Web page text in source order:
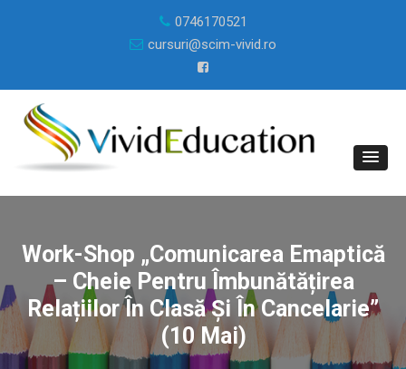
0746170521
cursuri@scim-vivid.ro
Work-Shop „Comunicarea Emaptică
– Cheie Pentru Îmbunătățirea
Relațiilor În Clasă Și În Cancelarie”
(10 Mai)